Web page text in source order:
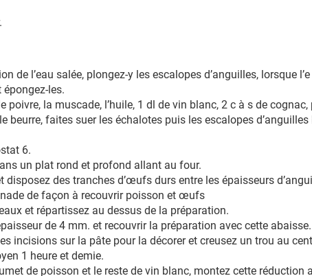
de l’eau salée, plongez-y les escalopes d’anguilles, lorsque
épongez-les.
poivre, la muscade, l’huile, 1 dl de vin blanc, 2 c à s de
beurre, faites suer les échalotes puis les escalopes
6.
un plat rond et profond allant au four.
des tranches d’œufs durs entre les épaisseurs
de façon à recouvrir poisson et œufs
et répartissez au dessus de la préparation.
de 4 mm. et recouvrir la préparation avec cette abaisse.
incisions sur la pâte pour la décorer et creusez un trou au
1 heure et demie.
de poisson et le reste de vin blanc, montez cette réduction